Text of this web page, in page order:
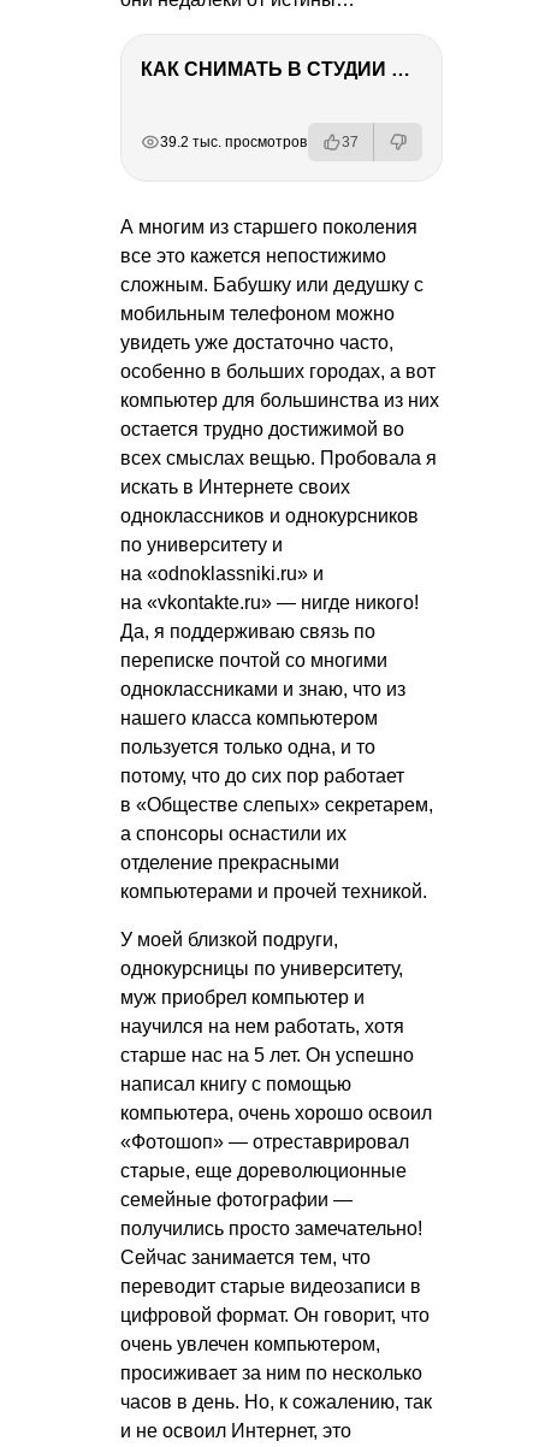
КАК СНИМАТЬ В СТУДИИ СО ВСПЫШКАМИ
39.2 тыс. просмотров 37
А многим из старшего поколения
все это кажется непостижимо
сложным. Бабушку или дедушку с
мобильным телефоном можно
увидеть уже достаточно часто,
особенно в больших городах, а вот
компьютер для большинства из них
остается трудно достижимой во
всех смыслах вещью. Пробовала я
искать в Интернете своих
одноклассников и однокурсников
по университету и
на «odnoklassniki.ru» и
на «vkontakte.ru» — нигде никого!
Да, я поддерживаю связь по
переписке почтой со многими
одноклассниками и знаю, что из
нашего класса компьютером
пользуется только одна, и то
потому, что до сих пор работает
в «Обществе слепых» секретарем,
а спонсоры оснастили их
отделение прекрасными
компьютерами и прочей техникой.
У моей близкой подруги,
однокурсницы по университету,
муж приобрел компьютер и
научился на нем работать, хотя
старше нас на 5 лет. Он успешно
написал книгу с помощью
компьютера, очень хорошо освоил
«Фотошоп» — отреставрировал
старые, еще дореволюционные
семейные фотографии —
получились просто замечательно!
Сейчас занимается тем, что
переводит старые видеозаписи в
цифровой формат. Он говорит, что
очень увлечен компьютером,
просиживает за ним по несколько
часов в день. Но, к сожалению, так
и не освоил Интернет, это